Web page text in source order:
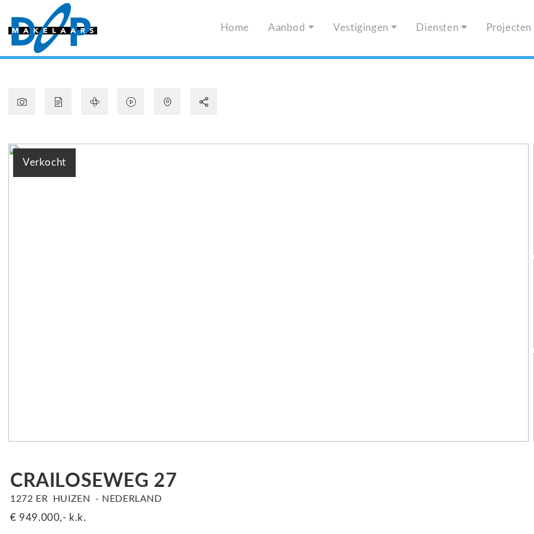
Home Aanbod Vestigingen Diensten Projecten
Verkocht
CRAILOSEWEG 27
1272 ER HUIZEN NEDERLAND
€ 949.000,- k.k.